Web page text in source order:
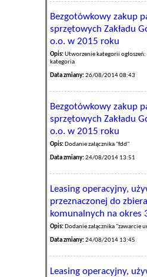
Bezgotówkowy zakup
sprzętowych Zakładu
o.o. w 2015 roku
Opis:Utworzenie kategorii ogłoszeń:
kategoria
Data zmiany:26/08/2014 08:43
Bezgotówkowy zakup
sprzętowych Zakładu
o.o. w 2015 roku
Opis: Dodanie załącznika "fdd"
Data zmiany:24/08/2014 13:51
Leasing operacyjny,
przeznaczonej do
komunalnych na okres
Opis: Dodanie załącznika "zawarcie
Data zmiany:24/08/2014 13:45
Leasing operacyjny,